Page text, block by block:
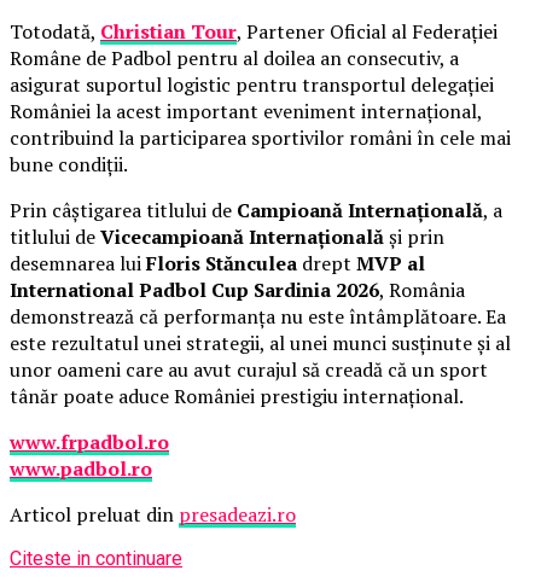
Totodată, Christian Tour, Partener Oficial al Federației
Române de Padbol pentru al doilea an consecutiv, a
asigurat suportul logistic pentru transportul delegației
României la acest important eveniment internațional,
contribuind la participarea sportivilor români în cele mai
bune condiții.
Prin câștigarea titlului de Campioană Internațională, a
titlului deVicecampioană Internaționalăși prin
desemnarea luiFloris Stănculea drept MVP al
International Padbol Cup Sardinia 2026, România
demonstrează că performanța nu este întâmplătoare. Ea
este rezultatul unei strategii, al unei munci susținute și al
unor oameni care au avut curajul să creadă că un sport
tânăr poate aduce României prestigiu internațional.
www.frpadbol.ro
www.padbol.ro
Articol preluat din presadeazi.ro
Citeste in continuare